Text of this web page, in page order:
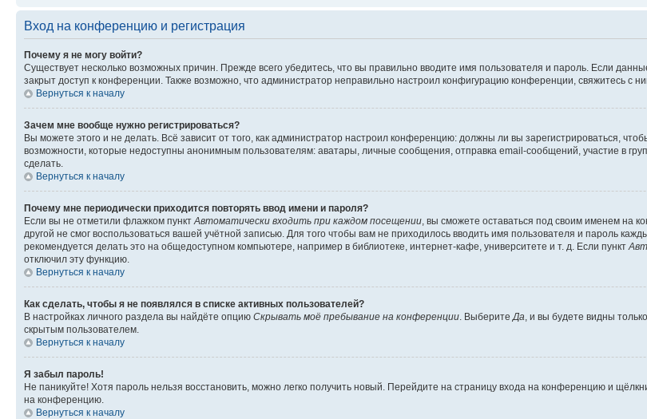
Вход на конференцию и регистрация
Почему я не могу войти?
Существует несколько возможных причин. Прежде всего убедитесь, что вы правильно вводите имя пользователя и пароль. Если
закрыт доступ к конференции. Также возможно, что администратор неправильно настроил конфигурацию конференции, свяжитесь с
Вернуться к началу
Зачем мне вообще нужно регистрироваться?
Вы можете этого и не делать. Всё зависит от того, как администратор настроил конференцию: должны ли вы зарегистрироваться,
возможности, которые недоступны анонимным пользователям: аватары, личные сообщения, отправка email-сообщений, участие в
сделать.
Вернуться к началу
Почему мне периодически приходится повторять ввод имени и пароля?
Если вы не отметили флажком пункт Автоматически входить при каждом посещении , вы сможете оставаться под своим именем на
другой не смог воспользоваться вашей учётной записью. Для того чтобы вам не приходилось вводить имя пользователя и пароль
рекомендуется делать это на общедоступном компьютере, например в библиотеке, интернет-кафе, университете и т. д. Если пункт
отключил эту функцию.
Вернуться к началу
Как сделать, чтобы я не появлялся в списке активных пользователей?
В настройках личного раздела вы найдёте опцию Скрывать моё пребывание на конференции . Выберите Да , и вы будете видны
скрытым пользователем.
Вернуться к началу
Я забыл пароль!
Не паникуйте! Хотя пароль нельзя восстановить, можно легко получить новый. Перейдите на страницу входа на конференцию и
на конференцию.
Вернуться к началу